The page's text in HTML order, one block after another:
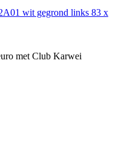
wit gegrond links 83 x
met Club Karwei